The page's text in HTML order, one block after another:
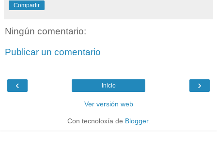
Compartir
Ningún comentario:
Publicar un comentario
‹ ›
Inicio
Ver versión web
Con tecnoloxía de Blogger.